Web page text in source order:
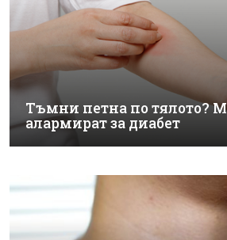
Тъмни петна по тялото?
алармират за диабет